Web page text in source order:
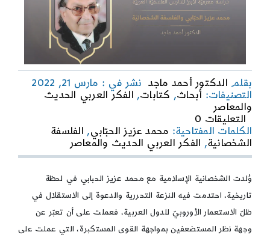
بقلم الدكتور أحمد ماجد نشر في : مارس 21, 2022
التصنيفات: أبحاث, كتابات, الفكر العربي الحديث
والمعاصر
التعليقات 0
on
الفكر
العربي
الحديث
|
محمد
عزيز
الحبّابي
والفلسفة
الكلمات المفتاحية: محمد عزيز الحبّابي, الفلسفة
الشخصانية, الفكر العربي الحديث والمعاصر
وُلدت الشخصانية الإسلامية مع محمد عزيز الحبابي في لحظة
تاريخية، احتدمت فيه النزعة التحررية والدعوة إلى الاستقلال في
ظلّ الاستعمار الأوروبيّ للدول العربية، فعملت على أن تعبّر عن
وجهة نظر المستضعفين بمواجهة القوى المستكبرة، التي عملت على